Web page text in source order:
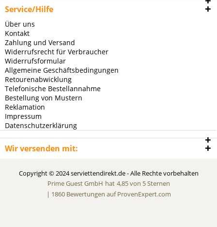
Service/Hilfe
Über uns
Kontakt
Zahlung und Versand
Widerrufsrecht für Verbraucher
Widerrufsformular
Allgemeine Geschäftsbedingungen
Retourenabwicklung
Telefonische Bestellannahme
Bestellung von Mustern
Reklamation
Impressum
Datenschutzerklärung
Wir versenden mit:
Copyright © 2024 serviettendirekt.de - Alle Rechte vorbehalten
Prime Guest GmbH hat 4,85von 5Sternen
| 1860Bewertungen auf ProvenExpert.com